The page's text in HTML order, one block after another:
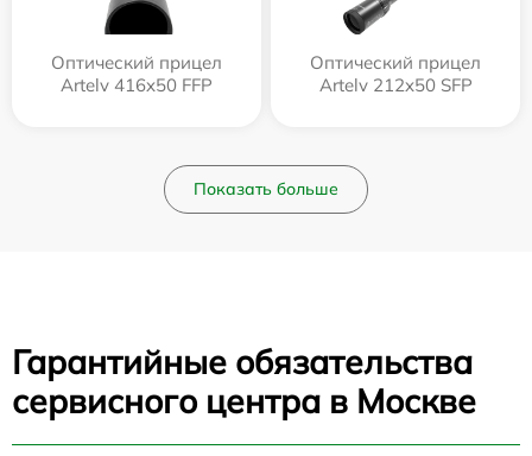
Оптический прицел
Artelv 416x50 FFP
Оптический прицел
Artelv 212x50 SFP
Показать больше
Гарантийные обязательства
сервисного центра в Москве